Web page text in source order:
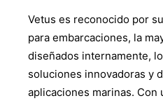
Vetus es reconocido por
para embarcaciones, la
diseñados internamente,
soluciones innovadoras y
aplicaciones marinas. Con